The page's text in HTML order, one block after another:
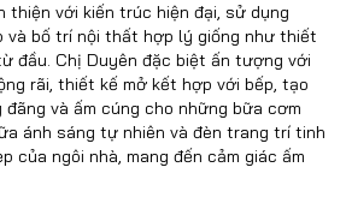
thiện với kiến trúc hiện đại, sử dụng
và bố trí nội thất hợp lý giống như thiết
đầu. Chị Duyên đặc biệt ấn tượng với
rãi, thiết kế mở kết hợp với bếp, tạo
và ấm cúng cho những bữa cơm
ánh sáng tự nhiên và đèn trang trí tinh
của ngôi nhà, mang đến cảm giác ấm